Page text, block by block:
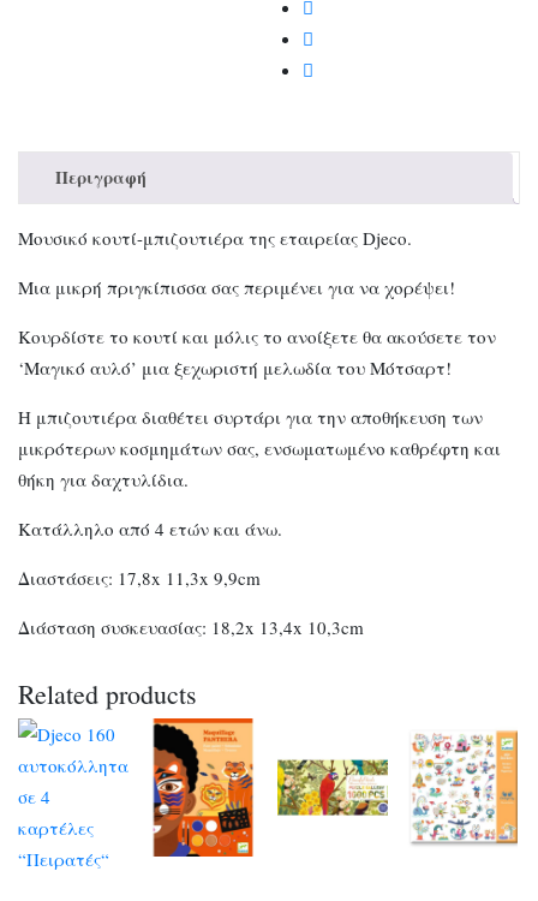
Περιγραφή
Μουσικό κουτί-μπιζουτιέρα της εταιρείας Djeco.
Μια μικρή πριγκίπισσα σας περιμένει για να χορέψει!
Κουρδίστε το κουτί και μόλις το ανοίξετε θα ακούσετε τον
‘Μαγικό αυλό’ μια ξεχωριστή μελωδία του Μότσαρτ!
Η μπιζουτιέρα διαθέτει συρτάρι για την αποθήκευση των
μικρότερων κοσμημάτων σας, ενσωματωμένο καθρέφτη και
θήκη για δαχτυλίδια.
Κατάλληλο από 4 ετών και άνω.
Διαστάσεις: 17,8x 11,3x 9,9cm
Διάσταση συσκευασίας: 18,2x 13,4x 10,3cm
Related products